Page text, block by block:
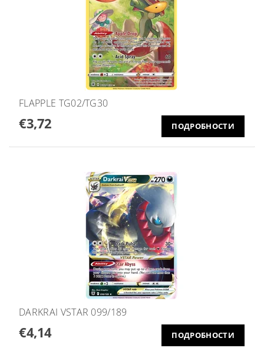
FLAPPLE TG02/TG30
€3,72 ПОДРОБНОСТИ
DARKRAI VSTAR 099/189
€4,14 ПОДРОБНОСТИ